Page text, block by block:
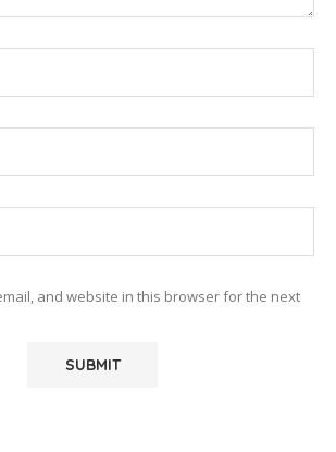
and website in this browser for the next